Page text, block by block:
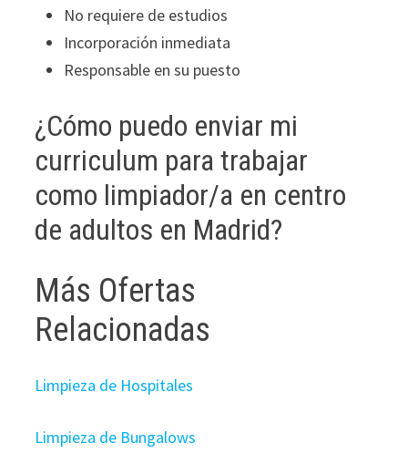
No requiere de estudios
Incorporación inmediata
Responsable en su puesto
¿Cómo puedo enviar mi
curriculum para trabajar
como limpiador/a en centro
de adultos en Madrid?
Más Ofertas
Relacionadas
Limpieza de Hospitales
Limpieza de Bungalows